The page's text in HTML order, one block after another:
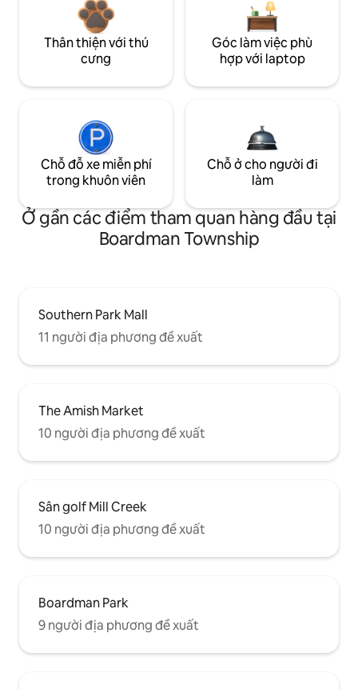
Thân thiện với thú
cưng
Góc làm việc phù
hợp với laptop
Chỗ đỗ xe miễn phí
trong khuôn viên
Chỗ ở cho người đi
làm
Ở gần các điểm tham quan hàng đầu tại
Boardman Township
Southern Park Mall
11 người địa phương đề xuất
The Amish Market
10 người địa phương đề xuất
Sân golf Mill Creek
10 người địa phương đề xuất
Boardman Park
9 người địa phương đề xuất